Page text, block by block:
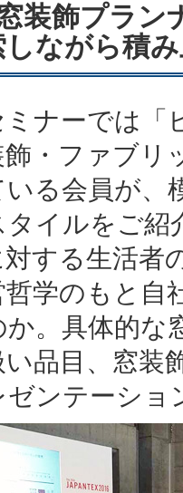
装飾プラン
しながら積
ナーでは「
飾・ファブリ
いる会員が、
タイルをご
する生活者
哲学のもと自
。具体的な
い品目、窓装
ゼンテーショ